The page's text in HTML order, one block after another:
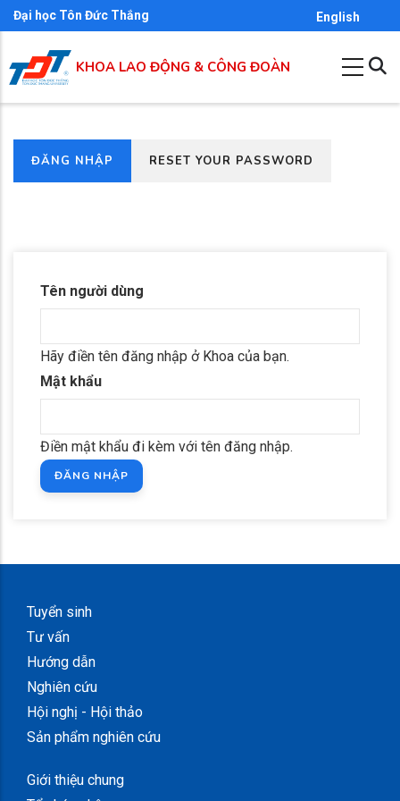
Nhảy
đến
nội
dung
Đại học Tôn Đức Thắng English
KHOA LAO ĐỘNG & CÔNG ĐOÀN
Primary
ĐĂNG NHẬP RESET YOUR PASSWORD
Tên người dùng
Hãy điền tên đăng nhập ở Khoa của bạn.
Mật khẩu
Điền mật khẩu đi kèm với tên đăng nhập.
Tuyển sinh
Tư vấn
Hướng dẫn
Nghiên cứu
Hội nghị - Hội thảo
Sản phẩm nghiên cứu
Giới thiệu chung